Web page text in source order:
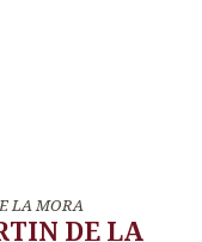
LA MORA
DE LA